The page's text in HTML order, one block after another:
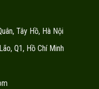
Tây Hồ, Hà Nội
Q1, Hồ Chí Minh